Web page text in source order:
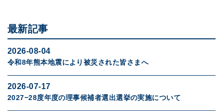
最新記事
2026-08-04
令和8年熊本地震により被災された皆さまへ
2026-07-17
2027−28度年度の理事候補者選出選挙の実施について